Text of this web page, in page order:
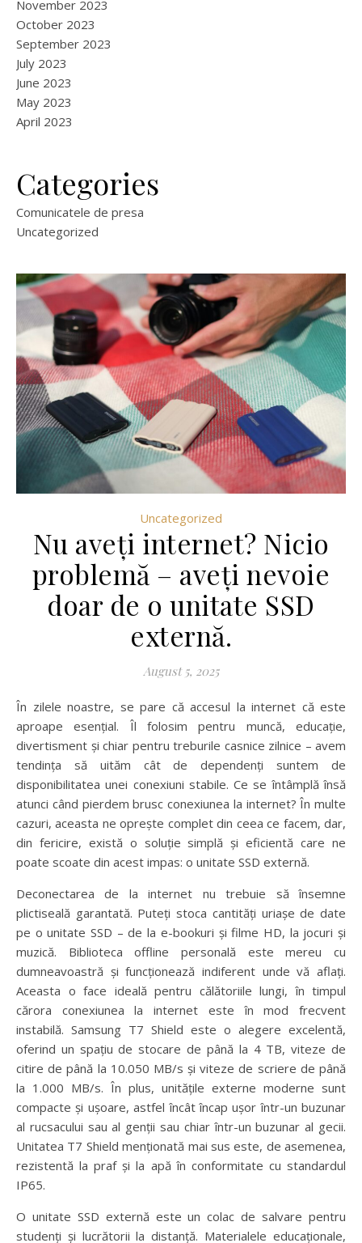
November 2023
October 2023
September 2023
July 2023
June 2023
May 2023
April 2023
Categories
Comunicatele de presa
Uncategorized
Uncategorized
Nu aveți internet? Nicio
problemă – aveți nevoie
doar de o unitate SSD
externă.
August 5, 2025
În zilele noastre, se pare că accesul la internet că este
aproape esențial. Îl folosim pentru muncă, educație,
divertisment și chiar pentru treburile casnice zilnice – avem
tendința să uităm cât de dependenți suntem de
disponibilitatea unei conexiuni stabile. Ce se întâmplă însă
atunci când pierdem brusc conexiunea la internet? În multe
cazuri, aceasta ne oprește complet din ceea ce facem, dar,
din fericire, există o soluție simplă și eficientă care ne
poate scoate din acest impas: o unitate SSD externă.
Deconectarea de la internet nu trebuie să însemne
plictiseală garantată. Puteți stoca cantități uriașe de date
pe o unitate SSD – de la e-bookuri și filme HD, la jocuri și
muzică. Biblioteca offline personală este mereu cu
dumneavoastră și funcționează indiferent unde vă aflați.
Aceasta o face ideală pentru călătoriile lungi, în timpul
cărora conexiunea la internet este în mod frecvent
instabilă. Samsung T7 Shield este o alegere excelentă,
oferind un spațiu de stocare de până la 4 TB, viteze de
citire de până la 10.050 MB/s și viteze de scriere de până
la 1.000 MB/s. În plus, unitățile externe moderne sunt
compacte și ușoare, astfel încât încap ușor într-un buzunar
al rucsacului sau al genții sau chiar într-un buzunar al gecii.
Unitatea T7 Shield menționată mai sus este, de asemenea,
rezistentă la praf și la apă în conformitate cu standardul
IP65.
O unitate SSD externă este un colac de salvare pentru
studenți și lucrătorii la distanță. Materialele educaționale,